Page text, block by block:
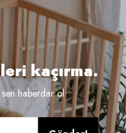
kaçırma.
haberdar ol